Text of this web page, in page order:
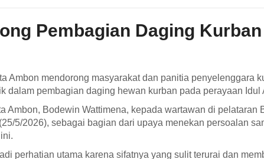
Pembagian Daging Kurban
Ambon mendorong masyarakat dan panitia penyelenggara
dalam pembagian daging hewan kurban pada perayaan Idul
Ambon, Bodewin Wattimena, kepada wartawan di pelataran
5/2026), sebagai bagian dari upaya menekan persoalan
perhatian utama karena sifatnya yang sulit terurai dan